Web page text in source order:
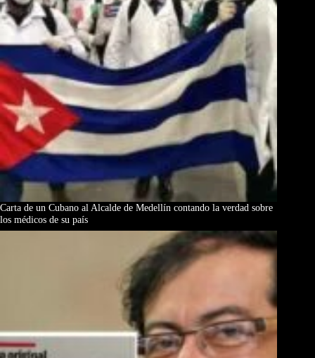
Carta de un Cubano al Alcalde de Medellín contando la verdad sobre
los médicos de su país